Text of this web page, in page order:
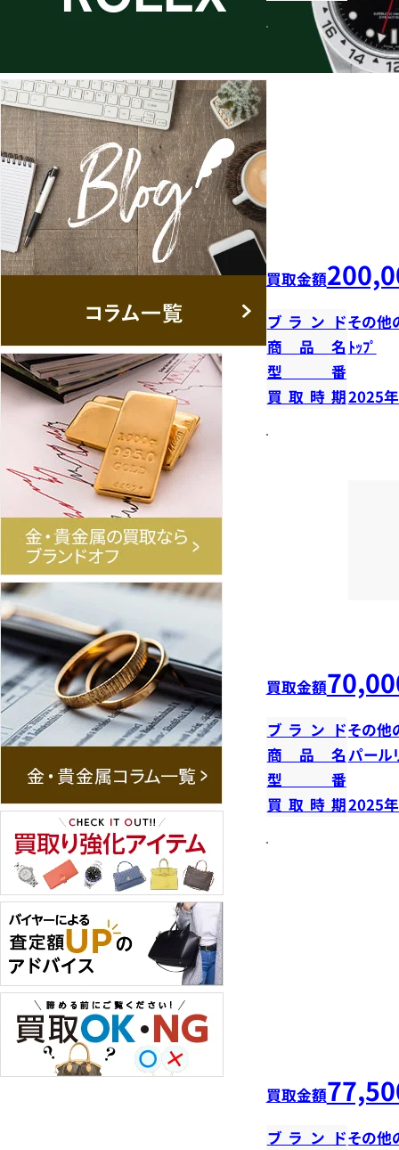
買取金額
ブランドその他
商品名 ﾄｯﾌﾟ
型番
買取時期2025
買取金額
ブランドその他
商品名 パール
型番
買取時期2025
買取金額
ブランドその他